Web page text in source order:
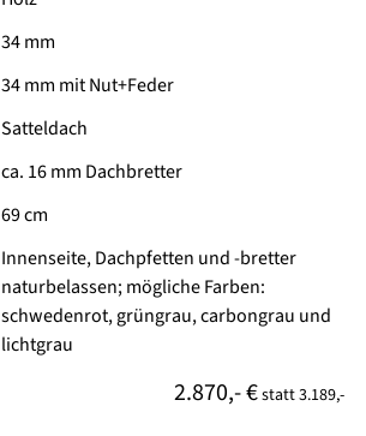
34 mm
34 mm mit Nut+Feder
Satteldach
ca. 16 mm Dachbretter
69 cm
Innenseite, Dachpfetten und -bretter
naturbelassen; mögliche Farben:
schwedenrot, grüngrau, carbongrau und
lichtgrau
2.870,- €statt3.189,-